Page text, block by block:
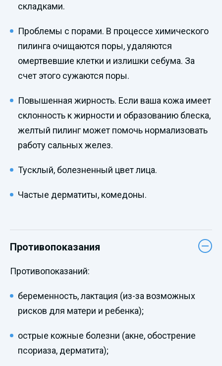
складками.
Проблемы с порами. В процессе химического
пилинга очищаются поры, удаляются
омертвевшие клетки и излишки себума. За
счет этого сужаются поры.
Повышенная жирность. Если ваша кожа имеет
склонность к жирности и образованию блеска,
желтый пилинг может помочь нормализовать
работу сальных желез.
Тусклый, болезненный цвет лица.
Частые дерматиты, комедоны.
Противопоказания
Противопоказаний:
беременность, лактация (из-за возможных
рисков для матери и ребенка);
острые кожные болезни (акне, обострение
псориаза, дерматита);